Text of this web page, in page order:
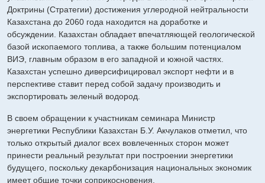
Доктрины (Стратегии) достижения углеродной нейтральности
Казахстана до 2060 года находится на доработке и
обсуждении. Казахстан обладает впечатляющей геологической
базой ископаемого топлива, а также большим потенциалом
ВИЭ, главным образом в его западной и южной частях.
Казахстан успешно диверсифицировал экспорт нефти и в
перспективе ставит перед собой задачу производить и
экспортировать зеленый водород.
В своем обращении к участникам семинара Министр
энергетики Республики Казахстан Б.У. Акчулаков отметил, что
только открытый диалог всех вовлеченных сторон может
принести реальный результат при построении энергетики
будущего, поскольку декарбонизация национальных экономик
имеет общие точки соприкосновения.